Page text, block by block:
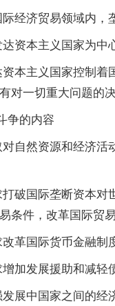
济贸易领域内，
本主义国家为中
主义国家控制着
对一切重大问题的
的内容
然资源和经济活
国际垄断资本对
条件，改革国际贸
革国际货币金融制
发展援助和减轻
中国家之间的经